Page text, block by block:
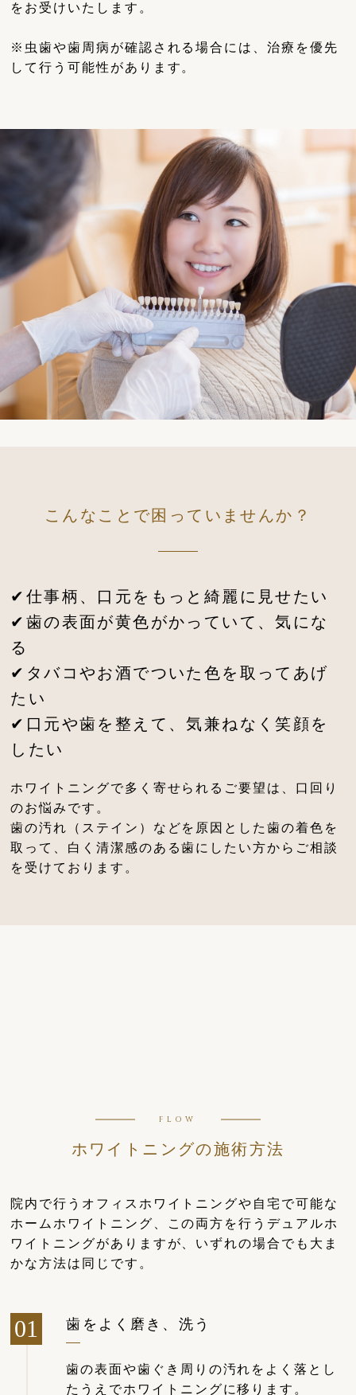
をお受けいたします。
※虫歯や歯周病が確認される場合には、治療を優先
して行う可能性があります。
こんなことで困っていませんか？
✔仕事柄、口元をもっと綺麗に見せたい
✔歯の表面が黄色がかっていて、気にな
る
✔タバコやお酒でついた色を取ってあげ
たい
✔口元や歯を整えて、気兼ねなく笑顔を
したい
ホワイトニングで多く寄せられるご要望は、口回り
のお悩みです。
歯の汚れ（ステイン）などを原因とした歯の着色を
取って、白く清潔感のある歯にしたい方からご相談
を受けております。
FLOW
ホワイトニングの施術方法
院内で行うオフィスホワイトニングや自宅で可能な
ホームホワイトニング、この両方を行うデュアルホ
ワイトニングがありますが、いずれの場合でも大ま
かな方法は同じです。
歯をよく磨き、洗う
歯の表面や歯ぐき周りの汚れをよく落とし
たうえでホワイトニングに移ります。